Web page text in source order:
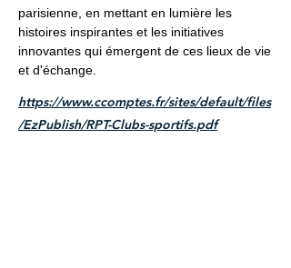
parisienne, en mettant en lumière les
histoires inspirantes et les initiatives
innovantes qui émergent de ces lieux de vie
et d'échange.
https://www.ccomptes.fr/sites/default/files
/EzPublish/RPT-Clubs-sportifs.pdf